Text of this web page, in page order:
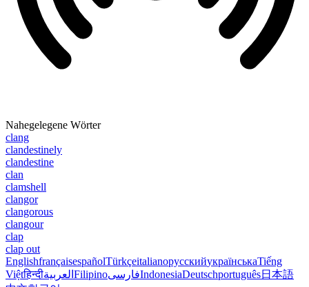
Nahegelegene Wörter
clang
clandestinely
clandestine
clan
clamshell
clangor
clangorous
clangour
clap
clap out
EnglishfrançaisespañolTürkçeitalianoрусскийукраїнськаTiếng
Việtहिन्दीالعربية FilipinoفارسیIndonesiaDeutschportuguês日本語